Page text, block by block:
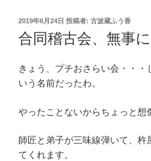
投
稿
日:
2019年6月24日 投稿者: 古波蔵ふう香
合同稽古会、無事
きょう、プチおさらい会・・・
いう名前だったわ。
やったことないからちょっと想
師匠と弟子が三味線弾いて、杵
てくれます。